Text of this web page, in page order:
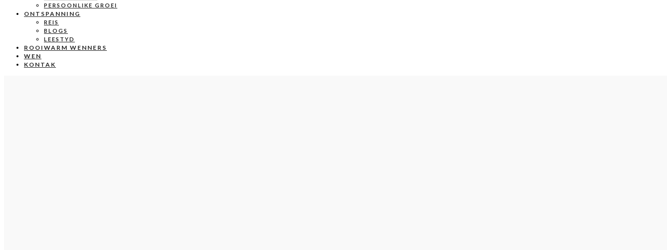
PERSOONLIKE GROEI
ONTSPANNING
REIS
BLOGS
LEESTYD
ROOIWARM WENNERS
WEN
KONTAK